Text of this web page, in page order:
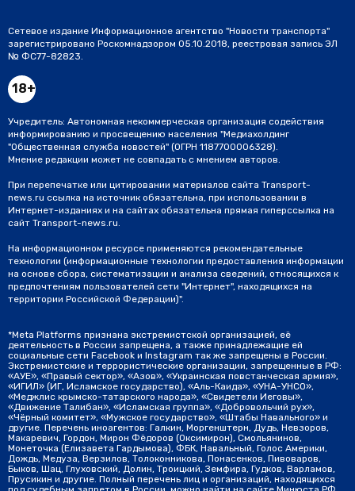
Сетевое издание Информационное агентство "Новости транспорта"
зарегистрировано Роскомнадзором 05.10.2018, реестровая запись ЭЛ
№ ФС77-82823.
18+
Учредитель: Автономная некоммерческая организация содействия
информированию и просвещению населения "Медиахолдинг
"Общественная служба новостей" (ОГРН 1187700006328).
Мнение редакции может не совпадать с мнением авторов.
При перепечатке или цитировании материалов сайта Transport-
news.ru ссылка на источник обязательна, при использовании в
Интернет-изданиях и на сайтах обязательна прямая гиперссылка на
сайт Transport-news.ru.
На информационном ресурсе применяются рекомендательные
технологии (информационные технологии предоставления информации
на основе сбора, систематизации и анализа сведений, относящихся к
предпочтениям пользователей сети "Интернет", находящихся на
территории Российской Федерации)".
*Meta Platforms признана экстремистской организацией, её
деятельность в России запрещена, а также принадлежащие ей
социальные сети Facebook и Instagram так же запрещены в России.
Экстремистские и террористические организации, запрещенные в РФ:
«АУЕ», «Правый сектор», «Азов», «Украинская повстанческая армия»,
«ИГИЛ» (ИГ, Исламское государство), «Аль-Каида», «УНА-УНСО»,
«Меджлис крымско-татарского народа», «Свидетели Иеговы»,
«Движение Талибан», «Исламская группа», «Добровольчий рух»,
«Чёрный комитет», «Мужское государство», «Штабы Навального» и
другие. Перечень иноагентов: Галкин, Моргенштерн, Дудь, Невзоров,
Макаревич, Гордон, Мирон Фёдоров (Оксимирон), Смольянинов,
Монеточка (Елизавета Гардымова), ФБК, Навальный, Голос Америки,
Дождь, Медуза, Верзилов, Толоконникова, Понасенков, Пивоваров,
Быков, Шац, Глуховский, Долин, Троицкий, Земфира, Гудков, Варламов,
Прусикин и другие. Полный перечень лиц и организаций, находящихся